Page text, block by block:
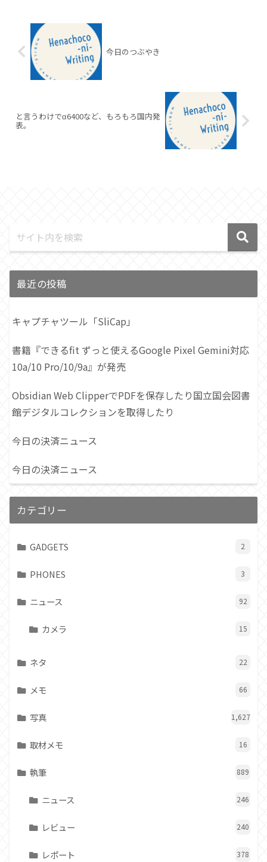
今日のつぶやき
と言うわけでα6400など、もろもろ国内発
表。
最近の投稿
キャプチャツール「SliCap」
書籍『できるfit ずっと使えるGoogle Pixel Gemini対応
10a/10 Pro/10/9a』が発売
Obsidian Web ClipperでPDFを保存したり国立国会図書
館デジタルコレクションを取得したり
今日の決済ニュース
今日の決済ニュース
カテゴリー
GADGETS 2
PHONES 3
ニュース 92
カメラ 15
ネタ 22
メモ 66
写真 1,627
取材メモ 16
執筆 889
ニュース 246
レビュー 240
レポート 378